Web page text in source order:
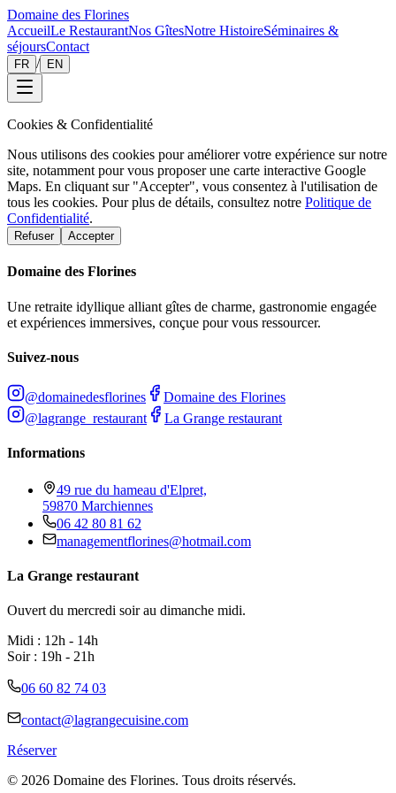
Domaine des Florines
AccueilLe RestaurantNos GîtesNotre HistoireSéminaires &
séjoursContact
FR / EN
Cookies & Confidentialité
Nous utilisons des cookies pour améliorer votre expérience sur notre
site, notamment pour vous proposer une carte interactive Google
Maps. En cliquant sur "Accepter", vous consentez à l'utilisation de
tous les cookies. Pour plus de détails, consultez notre Politique de
Confidentialité.
Refuser Accepter
Domaine des Florines
Une retraite idyllique alliant gîtes de charme, gastronomie engagée
et expériences immersives, conçue pour vous ressourcer.
Suivez-nous
@domainedesflorines
Domaine des Florines
@lagrange_restaurant
La Grange restaurant
Informations
49 rue du hameau d'Elpret,
59870 Marchiennes
06 42 80 81 62
managementflorines@hotmail.com
La Grange restaurant
Ouvert du mercredi soir au dimanche midi.
Midi : 12h - 14h
Soir : 19h - 21h
06 60 82 74 03
contact@lagrangecuisine.com
Réserver
© 2026 Domaine des Florines. Tous droits réservés.